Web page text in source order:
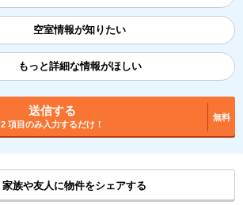
空室情報が知りたい
もっと詳細な情報がほしい
送信する
2 項目のみ入力するだけ！
無料
家族や友人に物件をシェアする